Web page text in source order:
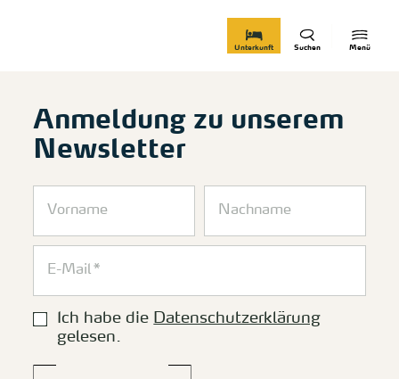
Menü
Suchen
Unterkunft
Anmeldung zu unserem
Newsletter
Ich habe die Datenschutzerklärung
gelesen.